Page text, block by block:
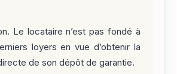
Le locataire n’est pas fondé à
loyers en vue d’obtenir la
de son dépôt de garantie.